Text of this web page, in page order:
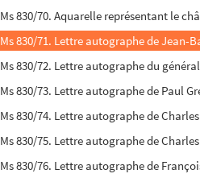
Ms 830/70. Aquarelle représentant le
Ms 830/71. Lettre autographe de Jean-
Ms 830/72. Lettre autographe du
Ms 830/73. Lettre autographe de Paul
Ms 830/74. Lettre autographe de
Ms 830/75. Lettre autographe de
Ms 830/76. Lettre autographe de